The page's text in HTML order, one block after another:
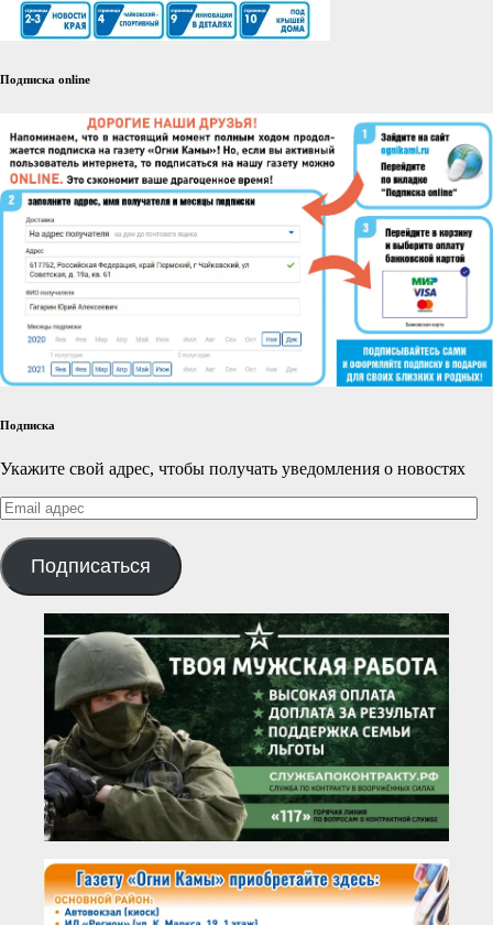
Подписка online
Подписка
Укажите свой адрес, чтобы получать уведомления о новостях
Email
адрес
Подписаться